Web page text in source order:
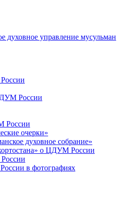
духовное управление мусульман
России
России
очерки»
духовное собрание»
о ЦДУМ России
в фотографиях